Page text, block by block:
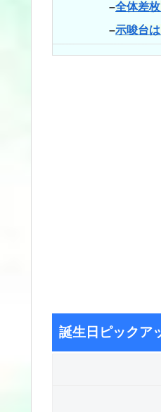
–全体差枚
–示唆台は
誕生日ピックア